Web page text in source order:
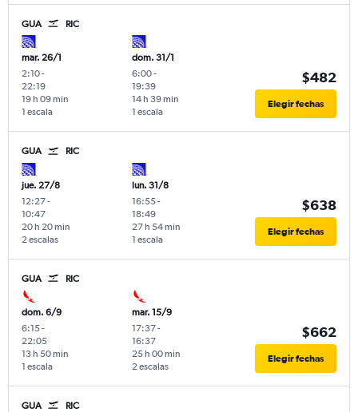
GUA RIC
mar. 26/1
2:10-
22:19
1 escala
19 h 09 min
dom. 31/1
6:00-
19:39
1 escala
14 h 39 min
$482
Elegir fechas
GUA RIC
jue. 27/8
12:27-
10:47
2 escalas
20 h 20 min
lun. 31/8
16:55-
18:49
1 escala
27 h 54 min
$638
Elegir fechas
GUA RIC
dom. 6/9
6:15-
22:05
1 escala
13 h 50 min
mar. 15/9
17:37-
16:37
2 escalas
25 h 00 min
$662
Elegir fechas
GUA RIC